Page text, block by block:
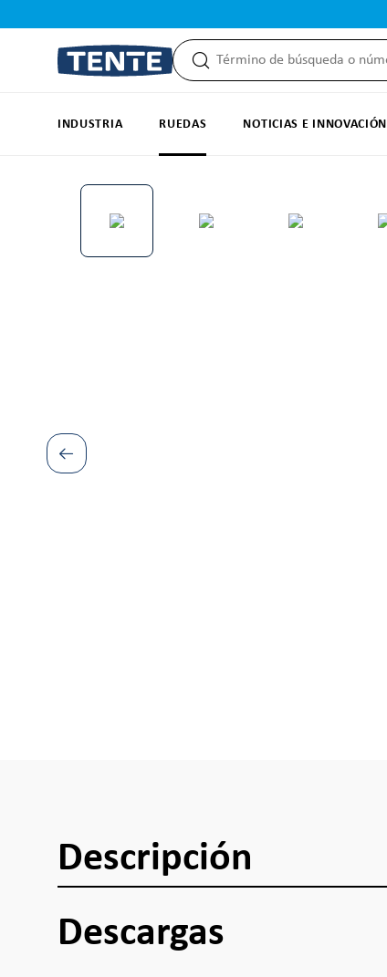
INDUSTRIA RUEDAS NOTICIAS E INNOVACIÓN
Omitir galería de imágenes
Descripción
Descargas